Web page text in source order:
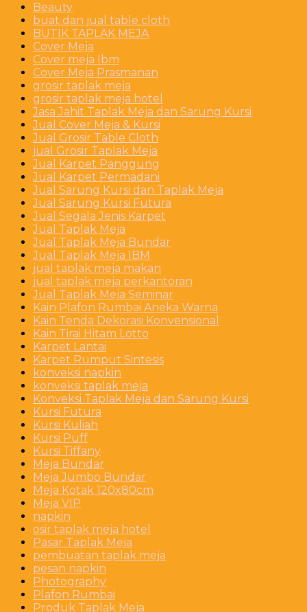
Beauty
buat dan jual table cloth
BUTIK TAPLAK MEJA
Cover Meja
Cover meja Ibm
Cover Meja Prasmanan
grosir taplak meja
grosir taplak meja hotel
Jasa Jahit Taplak Meja dan Sarung Kursi
Jual Cover Meja & Kursi
Jual Grosir Table Cloth
jual Grosir Taplak Meja
Jual Karpet Panggung
Jual Karpet Permadani
Jual Sarung Kursi dan Taplak Meja
Jual Sarung Kursi Futura
Jual Segala Jenis Karpet
Jual Taplak Meja
Jual Taplak Meja Bundar
Jual Taplak Meja IBM
jual taplak meja makan
jual taplak meja perkantoran
Jual Taplak Meja Seminar
Kain Plafon Rumbai Aneka Warna
Kain Tenda Dekorasi Konvensional
Kain Tirai Hitam Lotto
Karpet Lantai
Karpet Rumput Sintesis
konveksi napkin
konveksi taplak meja
Konveksi Taplak Meja dan Sarung Kursi
Kursi Futura
Kursi Kuliah
Kursi Puff
Kursi Tiffany
Meja Bundar
Meja Jumbo Bundar
Meja Kotak 120x80cm
Meja VIP
napkin
osir taplak meja hotel
Pasar Taplak Meja
pembuatan taplak meja
pesan napkin
Photography
Plafon Rumbai
Produk Taplak Meja